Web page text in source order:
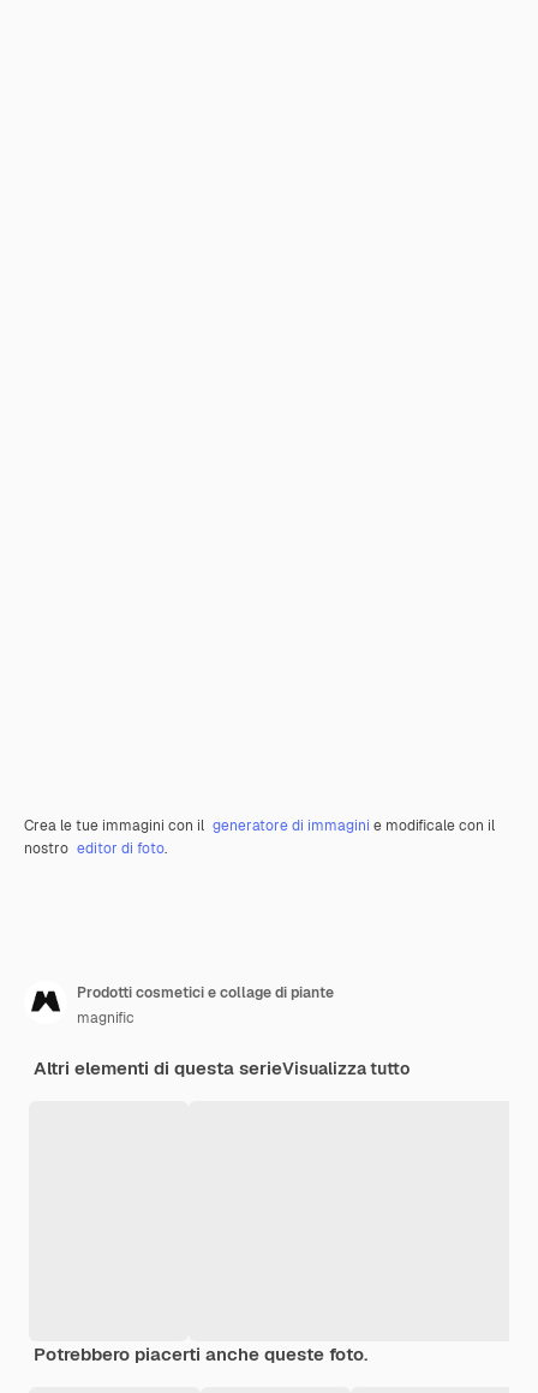
Crea le tue immagini con il generatore di immagini e modificale con il
nostro editor di foto.
Prodotti cosmetici e collage di piante
magnific
Altri elementi di questa serieVisualizza tutto
Potrebbero piacerti anche queste foto.